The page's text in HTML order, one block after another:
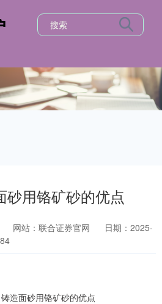
砂用铬矿砂的优点
网站：联合证券官网
日期：2025-